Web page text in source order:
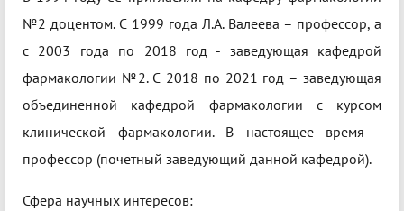
№2 доцентом. С 1999 года Л.А. Валеева – профессор, а
с 2003 года по 2018 год - заведующая кафедрой
фармакологии №2. С 2018 по 2021 год – заведующая
объединенной кафедрой фармакологии с курсом
клинической фармакологии. В настоящее время -
профессор (почетный заведующий данной кафедрой).
Сфера научных интересов: